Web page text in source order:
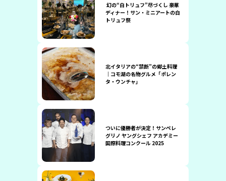
幻の“白トリュフ”尽づくし 豪華
ディナー！サン・ミニアートの白
トリュフ祭
北イタリアの“禁断”の郷土料理
｜コモ湖の名物グルメ「ポレン
タ・ウンチャ」
ついに優勝者が決定！サンペレ
グリノ ヤングシェフ アカデミー
国際料理コンクール 2025